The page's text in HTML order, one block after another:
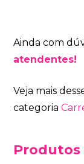
Ainda com
atendentes!
Veja mais
categoria